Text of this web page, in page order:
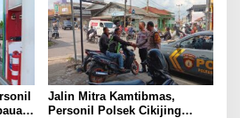
Jalin Mitra Kamtibmas,
Personil Polsek Cikijing